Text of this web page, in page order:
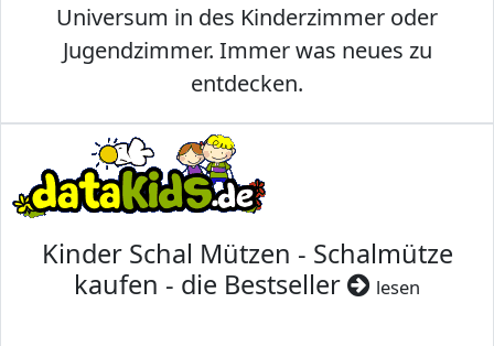
Universum in des Kinderzimmer oder
Jugendzimmer. Immer was neues zu
entdecken.
Kinder Schal Mützen - Schalmütze
kaufen - die Bestseller
lesen